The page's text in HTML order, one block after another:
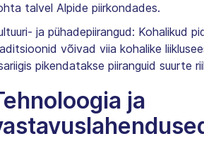
talvel Alpide piirkondades.
ja pühadepiirangud: Kohalikud
võivad viia kohalike
pikendatakse piiranguid suurte
ja